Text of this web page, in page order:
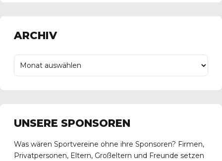
ARCHIV
UNSERE SPONSOREN
Was wären Sportvereine ohne ihre Sponsoren? Firmen,
Privatpersonen, Eltern, Großeltern und Freunde setzen